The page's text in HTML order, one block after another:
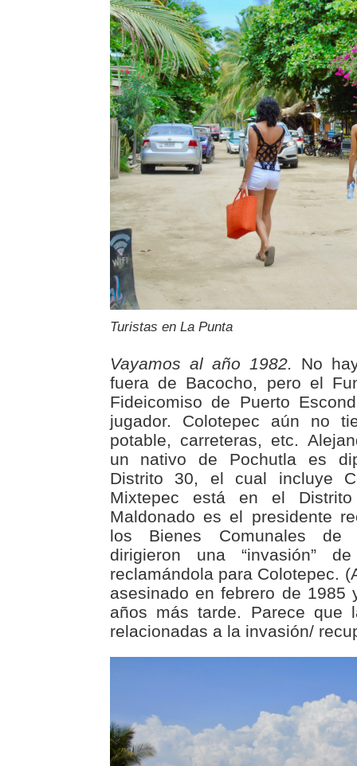
Turistas en La Punta
Vayamos al año 1982. No
fuera de Bacocho, pero el
Fideicomiso de Puerto
jugador. Colotepec aún no
potable, carreteras, etc.
un nativo de Pochutla es
Distrito 30, el cual incluye
Mixtepec está en el
Maldonado es el presidente
los Bienes Comunales de
dirigieron una “invasión”
reclamándola para Colotepec.
asesinado en febrero de 1985
años más tarde. Parece que
relacionadas a la invasión/